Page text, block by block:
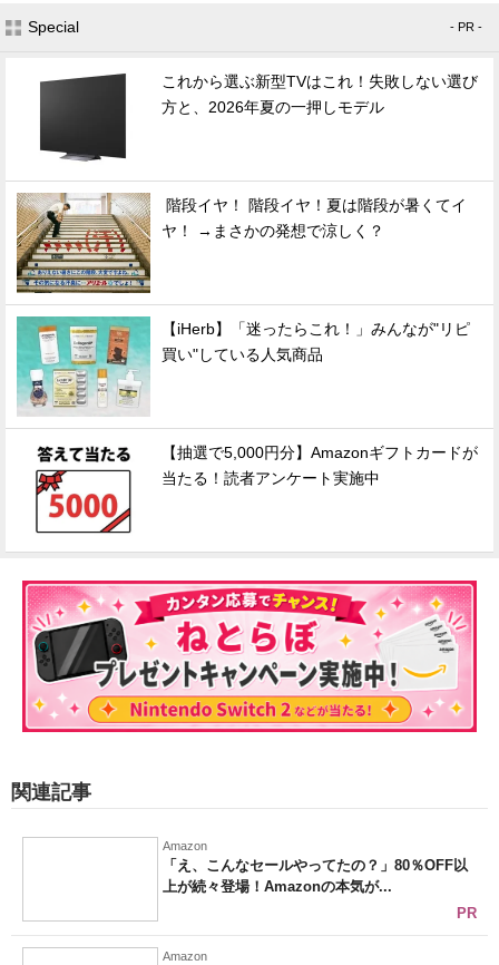
Special - PR -
これから選ぶ新型TVはこれ！失敗しない選び
方と、2026年夏の一押しモデル
階段イヤ！ 階段イヤ！夏は階段が暑くてイ
ヤ！ →まさかの発想で涼しく？
【iHerb】「迷ったらこれ！」みんなが"リピ
買い"している人気商品
【抽選で5,000円分】Amazonギフトカードが
当たる！読者アンケート実施中
関連記事
Amazon
「え、こんなセールやってたの？」80％OFF以
上が続々登場！Amazonの本気が...
PR
Amazon